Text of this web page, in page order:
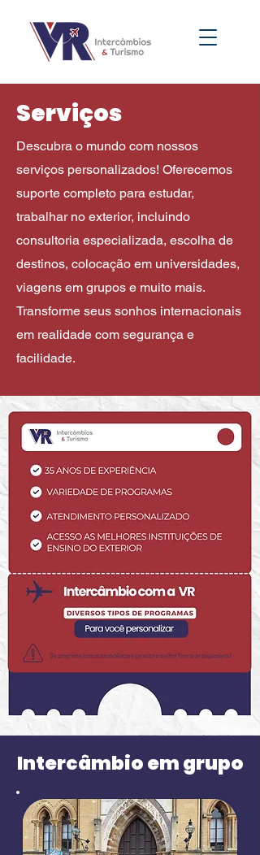
Serviços
Descubra o mundo com nossos
serviços personalizados! Oferecemos
suporte completo para estudar,
trabalhar no exterior, incluindo
consultoria especializada, escolha de
destinos, colocação em universidades,
viagens em grupos e muito mais.
Transforme seus sonhos internacionais
em realidade com segurança e
facilidade.
Intercâmbio em grupo